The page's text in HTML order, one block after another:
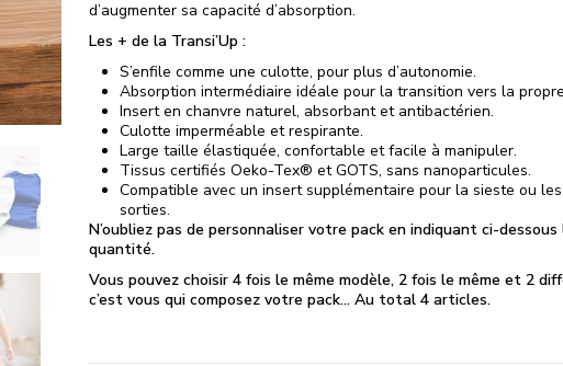
d’augmenter sa capacité d’absorption.
Les + de la Transi’Up :
S’enfile comme une culotte, pour plus d’autonomie.
Absorption intermédiaire idéale pour la transition vers la
Insert en chanvre naturel, absorbant et antibactérien.
Culotte imperméable et respirante.
Large taille élastiquée, confortable et facile à manipuler.
Tissus certifiés Oeko-Tex® et GOTS, sans nanoparticules.
Compatible avec un insert supplémentaire pour la sieste ou
sorties.
N’oubliez pas de personnaliser votre pack en indiquant ci-
quantité.
Vous pouvez choisir 4fois le même modèle, 2 fois le même et 2
c’est vous qui composez votre pack… Au total 4 articles.